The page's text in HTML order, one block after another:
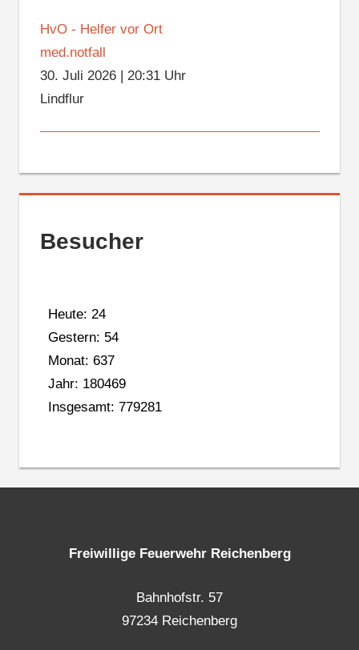
HvO - Helfer vor Ort
med.notfall
30. Juli 2026| 20:31 Uhr
Lindflur
Besucher
Heute: 24
Gestern: 54
Monat: 637
Jahr: 180469
Insgesamt: 779281
Freiwillige Feuerwehr Reichenberg
Bahnhofstr. 57
97234 Reichenberg